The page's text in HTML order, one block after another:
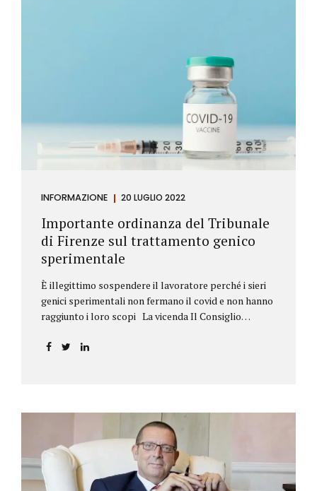
loro investimenti, mentre gli speculatori cercano...
INFORMAZIONE 20 LUGLIO 2022
Importante ordinanza del Tribunale
di Firenze sul trattamento genico
sperimentale
È illegittimo sospendere il lavoratore perché i sieri
genici sperimentali non fermano il covid e non hanno
raggiunto i loro scopi La vicenda Il Consiglio
alla sospensione di una propria iscritta, a causa del
76/2021. La psicologa ricorreva in via d’urgenza al
Tribunale di Firenze per chiedere la sospensione di
tale provvedimento, gravemente pregiudizievole per
la propria persona, in quanto impeditivo dello
svolgimento della libera professione. Per il Giudice
fiorentino, Dott.ssa Susanna Zanda, il